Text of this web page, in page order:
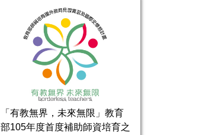
「有教無界，未來無限」教育
部105年度首度補助師資培育之